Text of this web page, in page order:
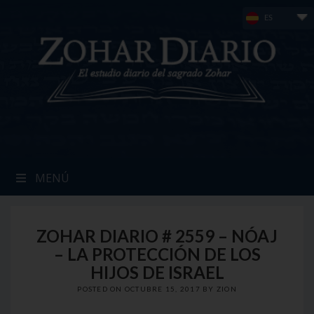
ES
MENÚ
ZOHAR DIARIO # 2559 – NÓAJ
– LA PROTECCIÓN DE LOS
HIJOS DE ISRAEL
POSTED ON OCTUBRE 15, 2017 BY ZION